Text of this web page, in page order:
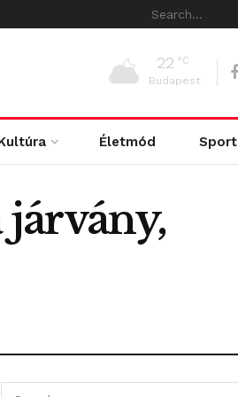
22 °C
Budapest
Életmód Sport